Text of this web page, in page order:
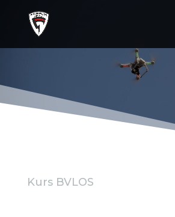
Kurs BVLOS